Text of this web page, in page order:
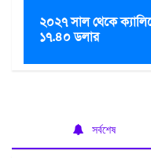
২০২৭ সাল থেকে
১৭.৪০ ডলার
সর্বশেষ